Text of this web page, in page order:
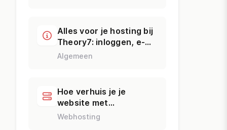
Alles voor je hosting bij
Theory7: inloggen, e-
mail, domein,
Algemeen
Hoe verhuis je je
website met
Installatron naar
Webhosting